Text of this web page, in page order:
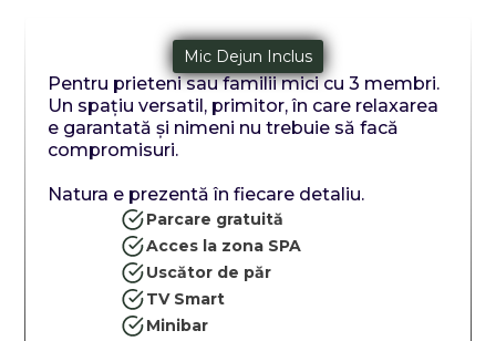
Mic Dejun Inclus
Pentru prieteni sau familii mici cu 3 membri.
Un spațiu versatil, primitor, în care relaxarea
e garantată și nimeni nu trebuie să facă
compromisuri.
Natura e prezentă în fiecare detaliu.
Parcare gratuită
Acces la zona SPA
Uscător de păr
TV Smart
Minibar